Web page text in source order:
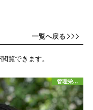
一覧へ戻る
覧できます。
管理栄養士